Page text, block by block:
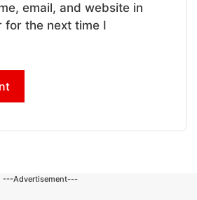
email, and website in
for the next time I
---Advertisement---